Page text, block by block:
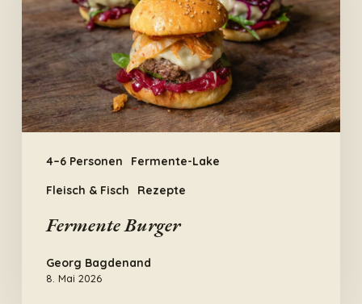
4–6 Personen
Fermente-Lake
Fleisch & Fisch
Rezepte
Fermente Burger
Georg Bagdenand
8. Mai 2026